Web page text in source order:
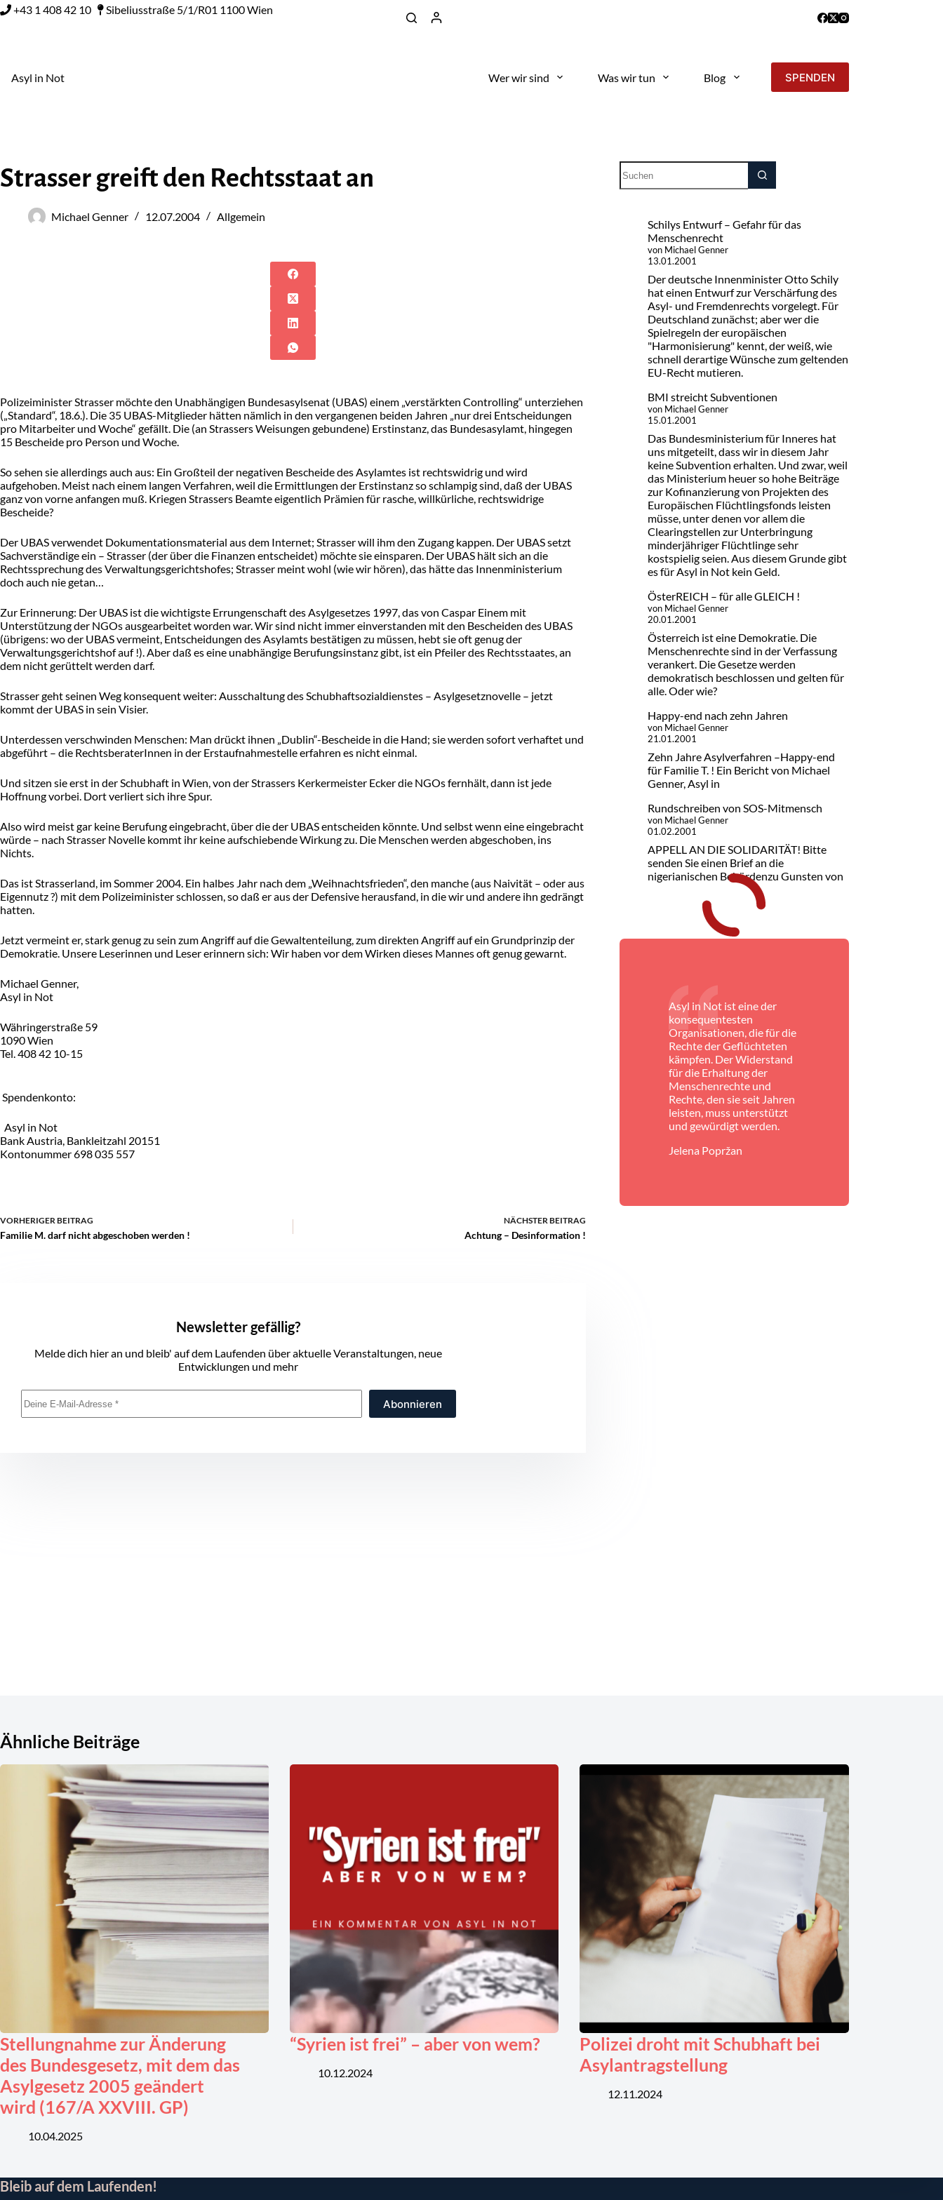
+43 1 408 42 10 Sibeliusstraße 5/1/R01 1100 Wien
Asyl in Not Wer wir sind Was wir tun Blog SPENDEN
Strasser greift den Rechtsstaat an
Michael Genner 12.07.2004 Allgemein
Polizeiminister Strasser möchte den Unabhängigen Bundesasylsenat (UBAS) einem „verstärkten Controlling“ unterziehen
(„Standard“, 18.6.). Die 35 UBAS-Mitglieder hätten nämlich in den vergangenen beiden Jahren „nur drei Entscheidungen
pro Mitarbeiter und Woche“ gefällt. Die (an Strassers Weisungen gebundene) Erstinstanz, das Bundesasylamt, hingegen
15 Bescheide pro Person und Woche.
So sehen sie allerdings auch aus: Ein Großteil der negativen Bescheide des Asylamtes ist rechtswidrig und wird
aufgehoben. Meist nach einem langen Verfahren, weil die Ermittlungen der Erstinstanz so schlampig sind, daß der UBAS
ganz von vorne anfangen muß. Kriegen Strassers Beamte eigentlich Prämien für rasche, willkürliche, rechtswidrige
Bescheide?
Der UBAS verwendet Dokumentationsmaterial aus dem Internet; Strasser will ihm den Zugang kappen. Der UBAS setzt
Sachverständige ein – Strasser (der über die Finanzen entscheidet) möchte sie einsparen. Der UBAS hält sich an die
Rechtssprechung des Verwaltungsgerichtshofes; Strasser meint wohl (wie wir hören), das hätte das Innenministerium
doch auch nie getan…
Zur Erinnerung: Der UBAS ist die wichtigste Errungenschaft des Asylgesetzes 1997, das von Caspar Einem mit
Unterstützung der NGOs ausgearbeitet worden war. Wir sind nicht immer einverstanden mit den Bescheiden des UBAS
(übrigens: wo der UBAS vermeint, Entscheidungen des Asylamts bestätigen zu müssen, hebt sie oft genug der
Verwaltungsgerichtshof auf !). Aber daß es eine unabhängige Berufungsinstanz gibt, ist ein Pfeiler des Rechtsstaates, an
dem nicht gerüttelt werden darf.
Strasser geht seinen Weg konsequent weiter: Ausschaltung des Schubhaftsozialdienstes – Asylgesetznovelle – jetzt
kommt der UBAS in sein Visier.
Unterdessen verschwinden Menschen: Man drückt ihnen „Dublin“-Bescheide in die Hand; sie werden sofort verhaftet und
abgeführt – die RechtsberaterInnen in der Erstaufnahmestelle erfahren es nicht einmal.
Und sitzen sie erst in der Schubhaft in Wien, von der Strassers Kerkermeister Ecker die NGOs fernhält, dann ist jede
Hoffnung vorbei. Dort verliert sich ihre Spur.
Also wird meist gar keine Berufung eingebracht, über die der UBAS entscheiden könnte. Und selbst wenn eine eingebracht
würde – nach Strasser Novelle kommt ihr keine aufschiebende Wirkung zu. Die Menschen werden abgeschoben, ins
Nichts.
Das ist Strasserland, im Sommer 2004. Ein halbes Jahr nach dem „Weihnachtsfrieden“, den manche (aus Naivität – oder aus
Eigennutz ?) mit dem Polizeiminister schlossen, so daß er aus der Defensive herausfand, in die wir und andere ihn gedrängt
hatten.
Jetzt vermeint er, stark genug zu sein zum Angriff auf die Gewaltenteilung, zum direkten Angriff auf ein Grundprinzip der
Demokratie. Unsere Leserinnen und Leser erinnern sich: Wir haben vor dem Wirken dieses Mannes oft genug gewarnt.
Michael Genner,
Asyl in Not
Währingerstraße 59
1090 Wien
Tel. 408 42 10-15
Spendenkonto:
Asyl in Not
Bank Austria, Bankleitzahl 20151
Kontonummer 698 035 557
VORHERIGERBEITRAG
Familie M. darf nicht abgeschoben werden !
NÄCHSTERBEITRAG
Achtung – Desinformation !
Newsletter gefällig?
Melde dich hier an und bleib' auf dem Laufenden über aktuelle Veranstaltungen, neue
Entwicklungen und mehr
Abonnieren
Schilys Entwurf – Gefahr für das
Menschenrecht
von Michael Genner
13.01.2001
Der deutsche Innenminister Otto Schily
hat einen Entwurf zur Verschärfung des
Asyl- und Fremdenrechts vorgelegt. Für
Deutschland zunächst; aber wer die
Spielregeln der europäischen
"Harmonisierung" kennt, der weiß, wie
schnell derartige Wünsche zum geltenden
EU-Recht mutieren.
BMI streicht Subventionen
von Michael Genner
15.01.2001
Das Bundesministerium für Inneres hat
uns mitgeteilt, dass wir in diesem Jahr
keine Subvention erhalten. Und zwar, weil
das Ministerium heuer so hohe Beiträge
zur Kofinanzierung von Projekten des
Europäischen Flüchtlingsfonds leisten
müsse, unter denen vor allem die
Clearingstellen zur Unterbringung
minderjähriger Flüchtlinge sehr
kostspielig seien. Aus diesem Grunde gibt
es für Asyl in Not kein Geld.
ÖsterREICH – für alle GLEICH !
von Michael Genner
20.01.2001
Österreich ist eine Demokratie. Die
Menschenrechte sind in der Verfassung
verankert. Die Gesetze werden
demokratisch beschlossen und gelten für
alle. Oder wie?
Happy-end nach zehn Jahren
von Michael Genner
21.01.2001
Zehn Jahre Asylverfahren –Happy-end
für Familie T. ! Ein Bericht von Michael
Genner, Asyl in
Rundschreiben von SOS-Mitmensch
von Michael Genner
01.02.2001
APPELL AN DIE SOLIDARITÄT! Bitte
senden Sie einen Brief an die
nigerianischen Behördenzu Gunsten von
Asyl in Not ist eine der
konsequentesten
Organisationen, die für die
Rechte der Geflüchteten
kämpfen. Der Widerstand
für die Erhaltung der
Menschenrechte und
Rechte, den sie seit Jahren
leisten, muss unterstützt
und gewürdigt werden.
Jelena Popržan
Ähnliche Beiträge
Stellungnahme zur Änderung
des Bundesgesetz, mit dem das
Asylgesetz 2005 geändert
wird (167/A XXVIII. GP)
10.04.2025
“Syrien ist frei” – aber von wem?
10.12.2024
Polizei droht mit Schubhaft bei
Asylantragstellung
12.11.2024
Bleib auf dem Laufenden!